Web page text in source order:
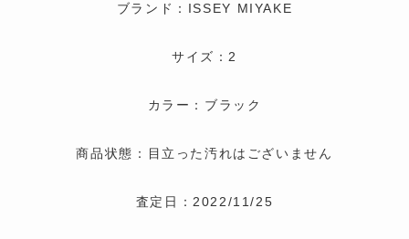
ブランド：ISSEY MIYAKE
サイズ：2
カラー：ブラック
商品状態：目立った汚れはございません
査定日：2022/11/25